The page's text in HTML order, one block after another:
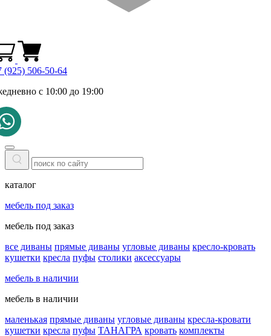
(925) 506-50-64
с 10:00 до 19:00
каталог
мебель под заказ
мебель под заказ
все диваны прямые диваны угловые диваны кресло-кровать
кушетки кресла пуфы столики аксессуары
мебель в наличии
мебель в наличии
маленькая прямые диваны угловые диваны кресла-кровати
кушетки кресла пуфы ТАНАГРА кровать комплекты